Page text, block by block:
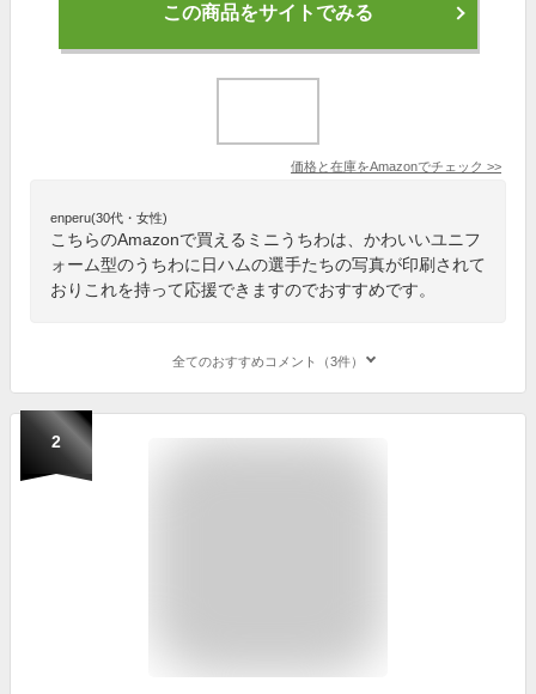
この商品をサイトでみる
価格と在庫をAmazonでチェック >>
enperu(30代・女性)
こちらのAmazonで買えるミニうちわは、かわいいユニフ
ォーム型のうちわに日ハムの選手たちの写真が印刷されて
おりこれを持って応援できますのでおすすめです。
全てのおすすめコメント（3件）
2